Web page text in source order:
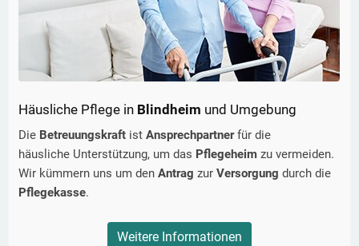
Häusliche Pflege in Blindheim und Umgebung
Die Betreuungskraft ist Ansprechpartnerfür die
häusliche Unterstützung, um das Pflegeheim zu vermeiden.
Wir kümmern uns um den Antrag zur Versorgung durch die
Pflegekasse.
Weitere Informationen